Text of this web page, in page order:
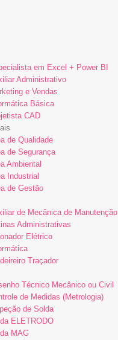
em Excel + Power BI
Administrativo
e Vendas
Básica
CAD
de Qualidade
de Segurança
Ambiental
Industrial
de Gestão
de Mecânica de Manutenção
Administrativas
Elétrico
Traçador
Técnico Mecânico ou Civil
de Medidas (Metrologia)
de Solda
ELETRODO
MAG